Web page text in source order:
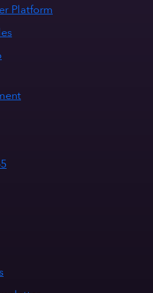
Platform